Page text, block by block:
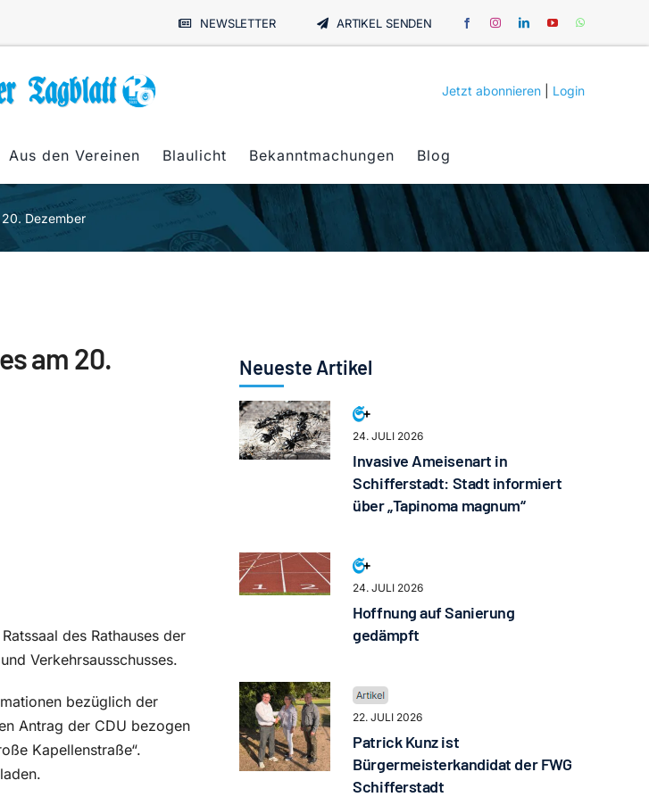
NEWSLETTER ARTIKEL SENDEN
Jetzt abonnieren Login
Aus den Vereinen Blaulicht Bekanntmachungen Blog
Dezember
am 20.
des Rathauses der
Verkehrsausschusses.
bezüglich der
Antrag der CDU bezogen
Kapellenstraße“.
Neueste Artikel
24. JULI 2026
Invasive Ameisenart in
Schifferstadt: Stadt informiert
über „Tapinoma magnum“
24. JULI 2026
Hoffnung auf Sanierung
gedämpft
22. JULI 2026
Patrick Kunz ist
Bürgermeisterkandidat der FWG
Schifferstadt